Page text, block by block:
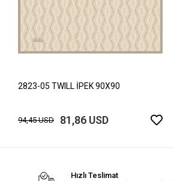
2823-05 TWILL İPEK 90X90
94,45 USD 81,86 USD
Hızlı Teslimat